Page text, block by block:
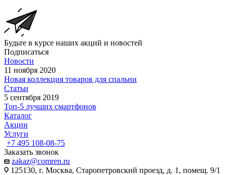
Будьте в курсе наших акций и новостей
Подписаться
Новости
11 ноября 2020
Новая коллекция товаров для спальни
Статьи
5 сентября 2019
Топ-5 лучших смартфонов
Каталог
Акции
Услуги
+7 495 108-08-75
Заказать звонок
zakaz@comren.ru
125130, г. Москва, Старопетровский проезд, д. 1, помещ. 9/1